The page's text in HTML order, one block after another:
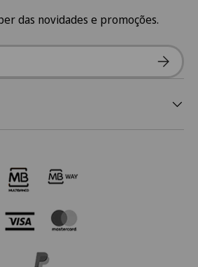
das novidades e promoções.